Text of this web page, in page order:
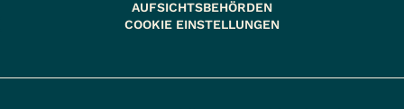
AUFSICHTSBEHÖRDEN
COOKIE EINSTELLUNGEN